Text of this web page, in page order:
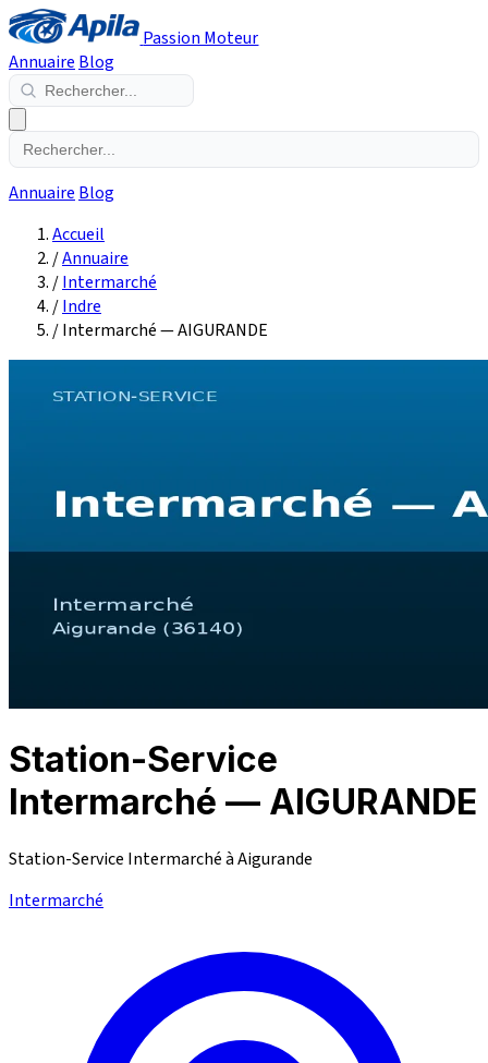
Passion Moteur
Annuaire Blog
Annuaire Blog
Accueil
/Annuaire
/Intermarché
/Indre
/Intermarché — AIGURANDE
Station-Service
Intermarché — AIGURANDE
Station-Service Intermarché à Aigurande
Intermarché